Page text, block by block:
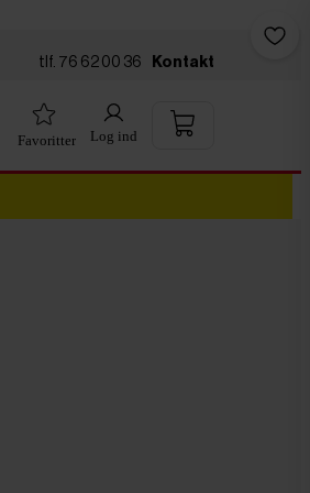
tlf. 76 62 00 36 Kontakt
Favoritter Log ind